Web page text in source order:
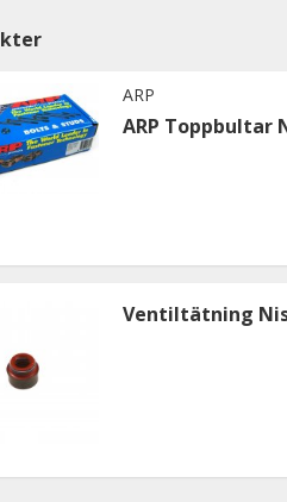
ARP
ARP Toppbultar
Ventiltätning